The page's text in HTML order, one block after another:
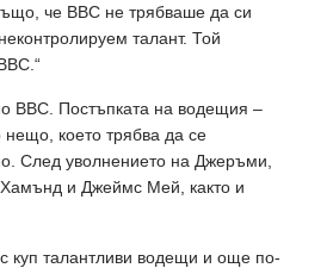
че BBC не трябваше да си
талант. Той
BBC. Постъпката на водещия –
което трябва да се
След уволнението на Джеръми,
Хамънд и Джеймс Мей, както и
куп талантливи водещи и още по-